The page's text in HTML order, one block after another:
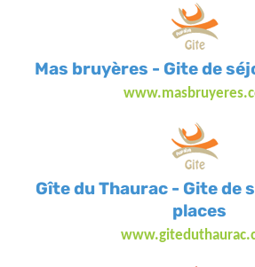
Mas bruyères - Gite de
Gîte du Thaurac - Gite de
places